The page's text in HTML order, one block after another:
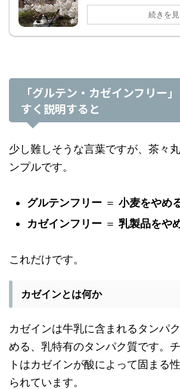
続きを
「グルテン・カゼインフリー
すく説明すると
少し難しそうな言葉ですが、茶々
ンプルです。
グルテンフリー ＝ 小麦をやめ
カゼインフリー ＝ 乳製品をや
これだけです。
カゼインとは何か
カゼインは牛乳に含まれるタンパ
める、乳特有のタンパク質です。
トはカゼインが酸によって固まる
られています。